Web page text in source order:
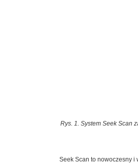
Rys. 1. System Seek Scan
Seek Scan to nowoczesny i